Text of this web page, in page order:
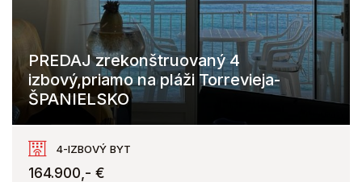
PREDAJ zrekonštruovaný 4
izbový,priamo na pláži Torrevieja-
ŠPANIELSKO
Torrevieja
4-IZBOVÝ BYT
164.900,- €